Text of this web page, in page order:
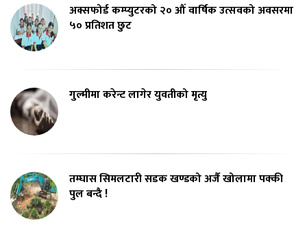
अक्सफोर्ड कम्प्युटरको २० औं वार्षिक उत्सवको अवसरमा
५० प्रतिशत छुट
गुल्मीमा करेन्ट लागेर युवतीको मृत्यु
तम्घास सिमलटारी सडक खण्डको अर्जै खोलामा पक्की
पुल बन्दै !